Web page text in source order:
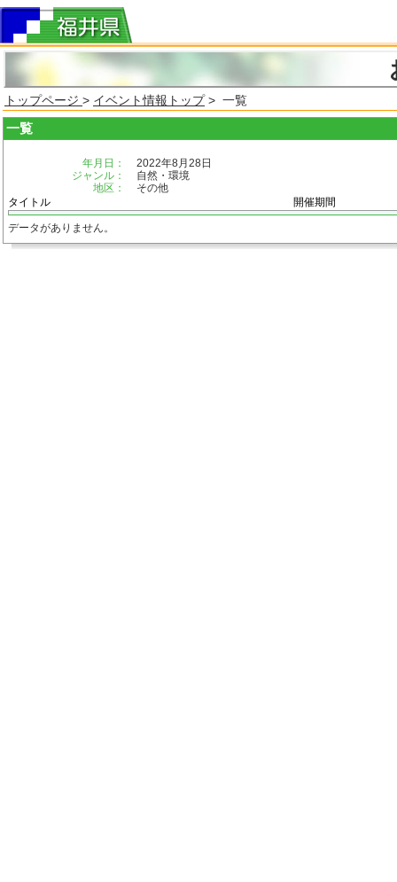
トップページ > イベント情報トップ> 一覧
一覧
年月日：
2022年8月28日
ジャンル：
自然・環境
地区：
その他
タイトル
開催期間
データがありません。